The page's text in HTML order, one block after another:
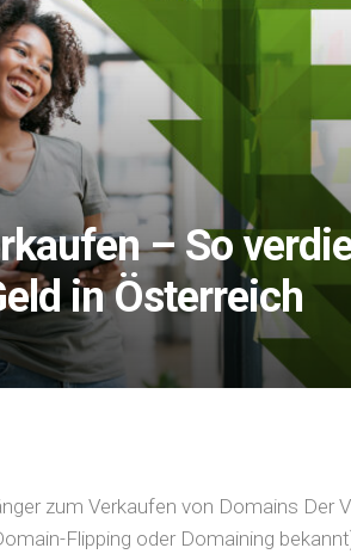
– So
in Österreich
zum Verkaufen von Domains Der
Flipping oder Domaining